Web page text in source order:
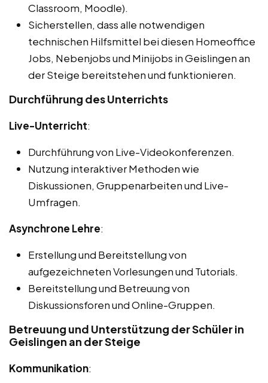
Classroom, Moodle).
Sicherstellen, dass alle notwendigen
technischen Hilfsmittel bei diesen Homeoffice
Jobs, Nebenjobs und Minijobs in Geislingen an
der Steige bereitstehen und funktionieren.
Durchführung des Unterrichts
Live-Unterricht:
Durchführung von Live-Videokonferenzen.
Nutzung interaktiver Methoden wie
Diskussionen, Gruppenarbeiten und Live-
Umfragen.
Asynchrone Lehre:
Erstellung und Bereitstellung von
aufgezeichneten Vorlesungen und Tutorials.
Bereitstellung und Betreuung von
Diskussionsforen und Online-Gruppen.
Betreuung und Unterstützung der Schüler in
Geislingen an der Steige
Kommunikation: